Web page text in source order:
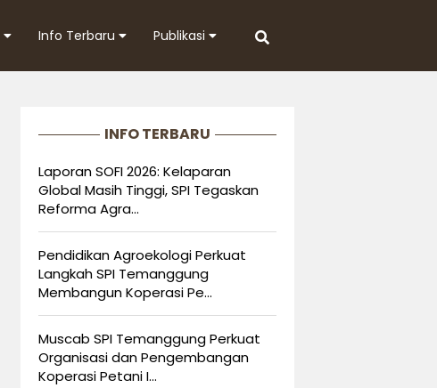
Info Terbaru Publikasi
INFO TERBARU
Laporan SOFI 2026: Kelaparan
Global Masih Tinggi, SPI Tegaskan
Reforma Agra...
Pendidikan Agroekologi Perkuat
Langkah SPI Temanggung
Membangun Koperasi Pe...
Muscab SPI Temanggung Perkuat
Organisasi dan Pengembangan
Koperasi Petani I...